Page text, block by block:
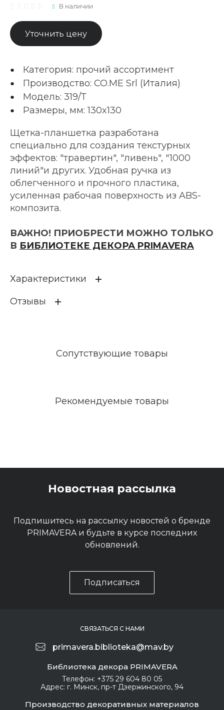
В наличии
Уточнить цену
Категория: прочий ассортимент
Производство: CO.ME Srl (Италия)
Модель: 319/Т
Размеры, мм: 130x130
Щетка-планшетка разработана
специально для создания текстурных
эффектов: "травертин", "ливень", "1000
линий"и других. Удобная ручка из
облегченного и прочного пластика,
усиленная рабочая поверхность из ABS-
композита.
ВАЖНО! ПРИОБРЕСТИ МОЖНО ТОЛЬКО
В БИБЛИОТЕКЕ ДЕКОРА PRIMAVERA
Характеристики
НАЗНАЧЕНИЕ
Отзывы
Сопутствующие товары
Рекомендуемые товары
Новостная рассылка
Подпишитесь на рассылку новостей о бренде
PRIMAVERA и будьте в курсе последних
обновлений.
Подписаться
СВЯЗАТЬСЯ С НАМИ
primavera.biblioteka@mav.by
Библиотека декора PRIMAVERA
Телефон: +375 29 604 80 05
Адрес: г. Минск, пр-т Дзержинского, 94
Производство декоративных материалов